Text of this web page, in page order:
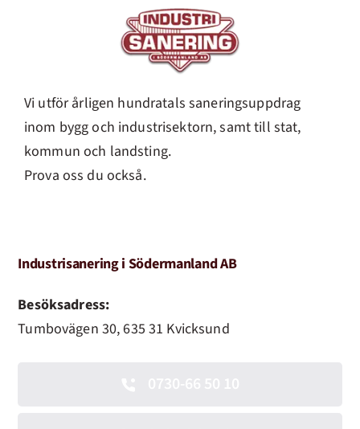
Vi utför årligen hundratals saneringsuppdrag
inom bygg och industrisektorn, samt till stat,
kommun och landsting.
Prova oss du också.
Industrisanering i Södermanland AB
Besöksadress:
Tumbovägen 30, 635 31 Kvicksund